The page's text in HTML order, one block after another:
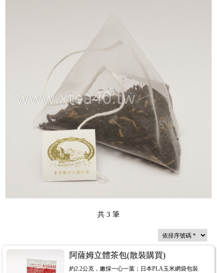
共 3 筆
阿薩姆立體茶包(散裝購買)
約2.2公克，嫩採一心一葉；日本PLA玉米網袋包裝